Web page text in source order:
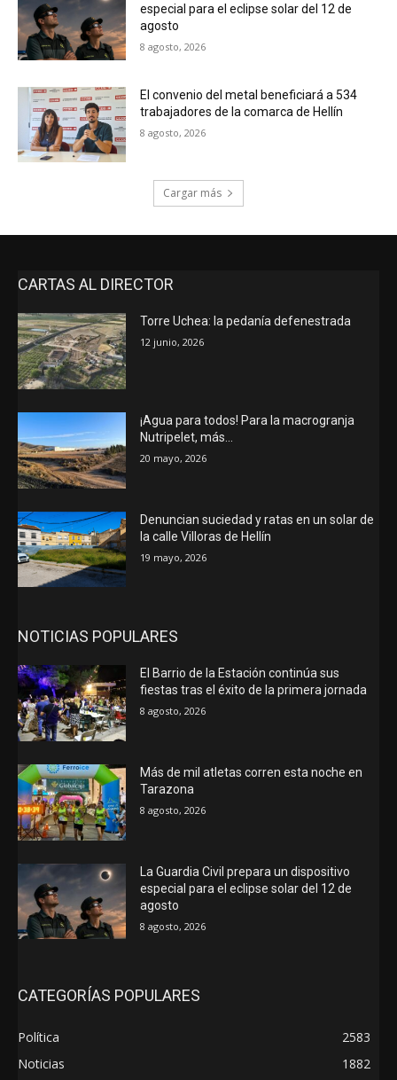
especial para el eclipse solar del 12 de
agosto
8 agosto, 2026
El convenio del metal beneficiará a 534
trabajadores de la comarca de Hellín
8 agosto, 2026
Cargar más
CARTAS AL DIRECTOR
Torre Uchea: la pedanía defenestrada
12 junio, 2026
¡Agua para todos! Para la macrogranja
Nutripelet, más…
20 mayo, 2026
Denuncian suciedad y ratas en un solar de
la calle Villoras de Hellín
19 mayo, 2026
NOTICIAS POPULARES
El Barrio de la Estación continúa sus
fiestas tras el éxito de la primera jornada
8 agosto, 2026
Más de mil atletas corren esta noche en
Tarazona
8 agosto, 2026
La Guardia Civil prepara un dispositivo
especial para el eclipse solar del 12 de
agosto
8 agosto, 2026
CATEGORÍAS POPULARES
Política
2583
Noticias
1882